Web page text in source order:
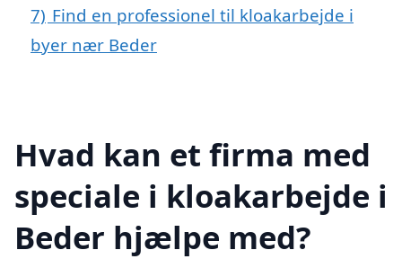
7) Find en professionel til kloakarbejde i
byer nær Beder
Hvad kan et firma med
speciale i kloakarbejde i
Beder hjælpe med?